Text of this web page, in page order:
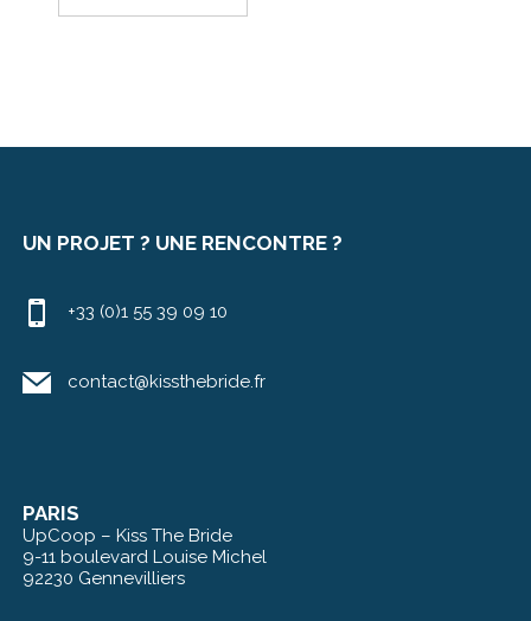
UN PROJET ? UNE RENCONTRE ?
+33 (0)1 55 39 09 10
contact@kissthebride.fr
PARIS
UpCoop – Kiss The Bride
9-11 boulevard Louise Michel
92230 Gennevilliers